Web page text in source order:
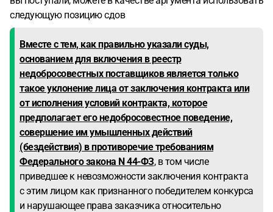
следующую позицию сдов
Вместе с тем, как правильно указали суды,
основанием для включения в реестр
недобросовестных поставщиков является только
такое уклонение лица от заключения контракта или
от исполнения условий контракта, которое
предполагает его недобросовестное поведение,
совершение им умышленных действий
(бездействия) в противоречие требованиям
Федерального закона N 44-ФЗ, в том числе
приведшее к невозможности заключения контракта
с этим лицом как признанного победителем конкурса
и нарушающее права заказчика относительно